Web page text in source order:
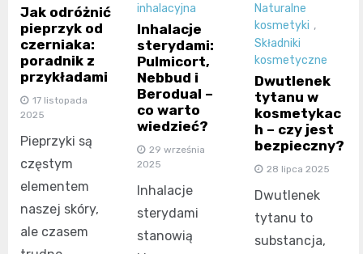
Jak odróżnić
pieprzyk od
czerniaka:
poradnik z
przykładami
17 listopada
2025
Pieprzyki są
częstym
elementem
naszej skóry,
ale czasem
inhalacyjna
Inhalacje
sterydami:
Pulmicort,
Nebbud i
Berodual –
co warto
wiedzieć?
29 września
2025
Inhalacje
sterydami
stanowią
Naturalne
kosmetyki ,
Składniki
kosmetyczne
Dwutlenek
tytanu w
kosmetykac
h – czy jest
bezpieczny?
28 lipca 2025
Dwutlenek
tytanu to
substancja,